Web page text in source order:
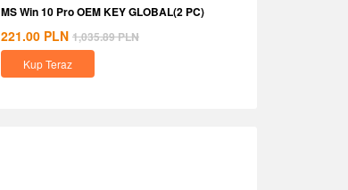
MS Win 10 Pro OEM KEY GLOBAL(2 PC)
221.00 PLN 1,035.89PLN
Kup Teraz